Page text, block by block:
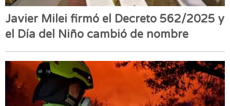
Javier Milei firmó el Decreto 562/2025 y
el Día del Niño cambió de nombre